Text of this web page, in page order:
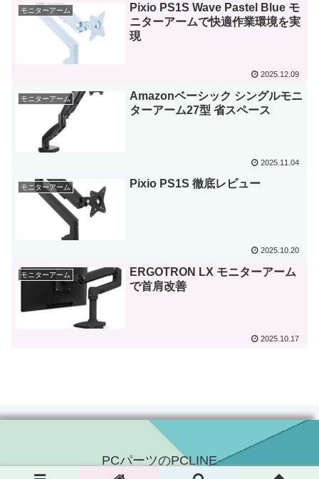
モニターアーム
Pixio PS1S Wave Pastel Blue モ
ニターアームで快適作業環境を実
現
2025.12.09
モニターアーム
Amazonベーシック シングルモニ
ターアーム27型 省スペース
2025.11.04
モニターアーム Pixio PS1S 徹底レビュー
2025.10.20
モニターアーム
ERGOTRON LX モニターアーム
で首肩改善
2025.10.17
PCパーツのPCLINE